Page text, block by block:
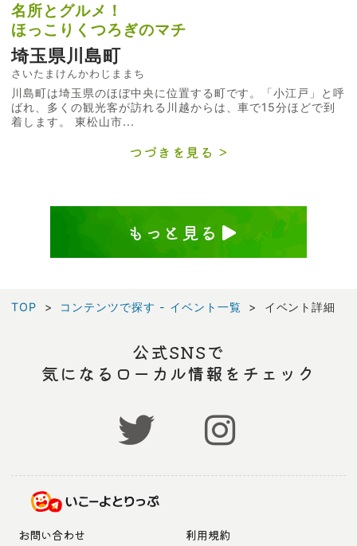
名所とグルメ！
ほっこりくつろぎのマチ
埼玉県川島町
さいたまけんかわじままち
川島町は埼玉県のほぼ中央に位置する町です。「小江戸」と呼
ばれ、多くの観光客が訪れる川越からは、車で15分ほどで到
着します。 東松山市...
つづきを見る
もっと見る
TOP コンテンツで探す - イベント一覧 イベント詳細
公式SNSで
気になるローカル情報をチェック
お問い合わせ 利用規約